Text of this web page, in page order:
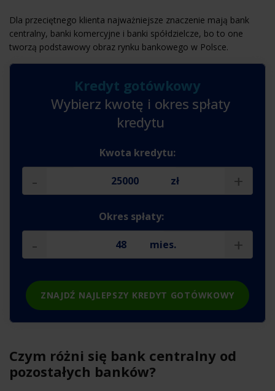
Dla przeciętnego klienta najważniejsze znaczenie mają bank
centralny, banki komercyjne i banki spółdzielcze, bo to one
tworzą podstawowy obraz rynku bankowego w Polsce.
Kredyt gotówkowy
Wybierz kwotę i okres spłaty
kredytu
Kwota kredytu:
- zł +
Okres spłaty:
- mies. +
ZNAJDŹ NAJLEPSZY KREDYT GOTÓWKOWY
Czym różni się bank centralny od
pozostałych banków?